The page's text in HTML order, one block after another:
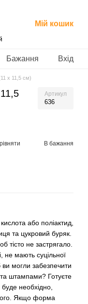
Мій кошик
Бажання Вхід
х 11,5 см)
Артикул
636
В бажання
або поліактид,
та цукровий буряк.
тісто не застрягало.
не мають суцільної
могли забезпечити
штампами? Готуєте
необхідно,
Якщо форма